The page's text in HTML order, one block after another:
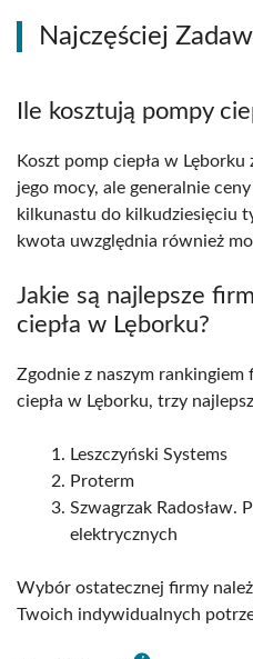
Najczęściej
Ile kosztują pompy
Koszt pomp ciepła w
jego mocy, ale generalnie
kilkunastu do kilkudziesięciu
kwota uwzględnia również
Jakie są najlepsze
ciepła w Lęborku?
Zgodnie z naszym
ciepła w Lęborku, trzy
Leszczyński Systems
Proterm
Szwagrzak Radosław.
elektrycznych
Wybór ostatecznej firmy
Twoich indywidualnych